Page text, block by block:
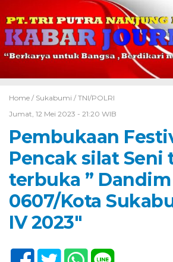
Home / Sukabumi / TNI/POLRI
Jumat, 12 Mei 2023 - 21:20 WIB
Pembukaan
Pencak silat Seni
terbuka ” Dandim
0607/Kota
IV 2023″